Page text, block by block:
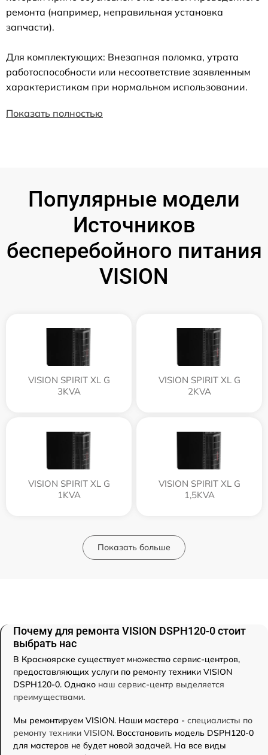
ремонта (например, неправильная установка
запчасти).
Для комплектующих: Внезапная поломка, утрата
работоспособности или несоответствие заявленным
характеристикам при нормальном использовании.
Показать полностью
Популярные модели
Источников
бесперебойного питания
VISION
VISION SPIRIT XL G
3KVA
VISION SPIRIT XL G
2KVA
VISION SPIRIT XL G
1KVA
VISION SPIRIT XL G
1,5KVA
Показать больше
Почему для ремонта VISION DSPH120-0 стоит
выбрать нас
В Красноярске существует множество сервис-центров,
предоставляющих услуги по ремонту техники VISION
DSPH120-0. Однако наш сервис-центр выделяется
преимуществами.
Мы ремонтируем VISION. Наши мастера - специалисты по
ремонту техники VISION. Восстановить модель DSPH120-0
для мастеров не будет новой задачей. На все виды